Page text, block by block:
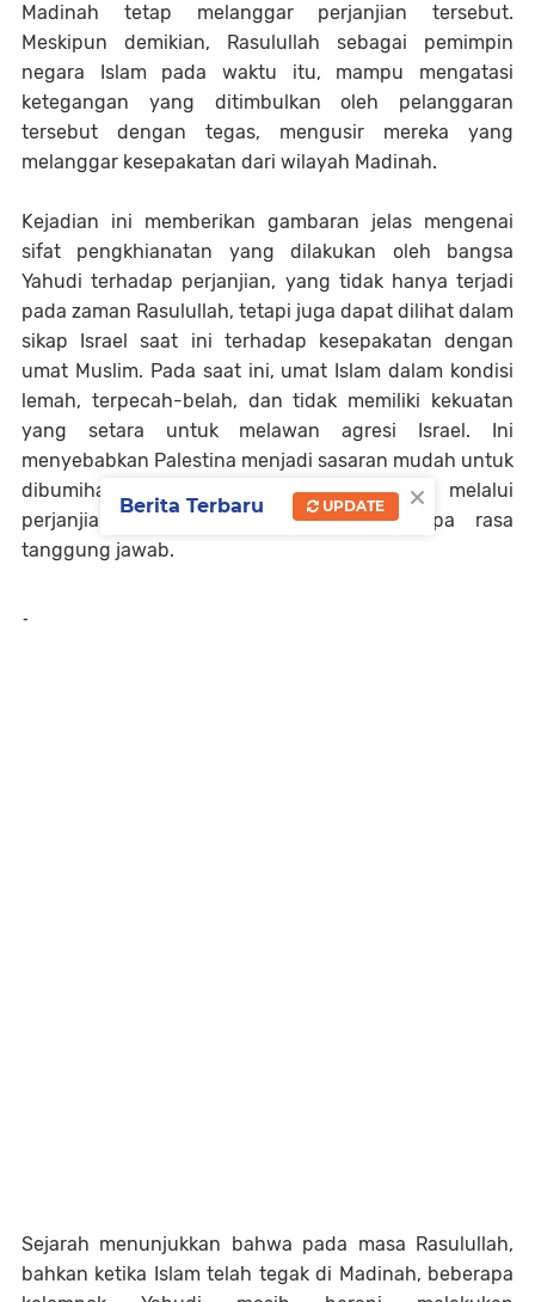
Madinah tetap melanggar perjanjian tersebut.
Meskipun demikian, Rasulullah sebagai pemimpin
negara Islam pada waktu itu, mampu mengatasi
ketegangan yang ditimbulkan oleh pelanggaran
tersebut dengan tegas, mengusir mereka yang
melanggar kesepakatan dari wilayah Madinah.
Kejadian ini memberikan gambaran jelas mengenai
sifat pengkhianatan yang dilakukan oleh bangsa
Yahudi terhadap perjanjian, yang tidak hanya terjadi
pada zaman Rasulullah, tetapi juga dapat dilihat dalam
sikap Israel saat ini terhadap kesepakatan dengan
umat Muslim. Pada saat ini, umat Islam dalam kondisi
lemah, terpecah-belah, dan tidak memiliki kekuatan
yang setara untuk melawan agresi Israel. Ini
menyebabkan Palestina menjadi sasaran mudah untuk
dibumihanguskan dan dipermainkan melalui
perjanjian-perjanjian yang dilanggar tanpa rasa
tanggung jawab.
-
Sejarah menunjukkan bahwa pada masa Rasulullah,
bahkan ketika Islam telah tegak di Madinah, beberapa
×
Berita Terbaru UPDATE